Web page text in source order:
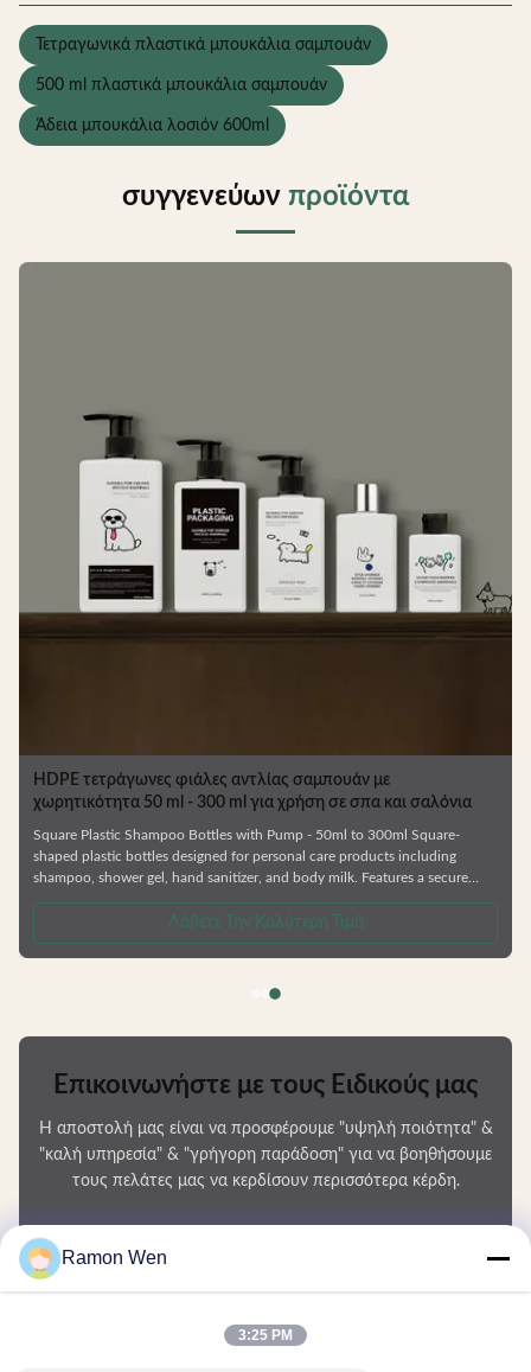
Τετραγωνικά πλαστικά μπουκάλια σαμπουάν
500 ml πλαστικά μπουκάλια σαμπουάν
Άδεια μπουκάλια λοσιόν 600ml
συγγενεύων προϊόντα
HDPE τετράγωνες φιάλες αντλίας σαμπουάν με
χωρητικότητα 50 ml - 300 ml για χρήση σε σπα και σαλόνια
Square Plastic Shampoo Bottles with Pump - 50ml to 300ml Square-
shaped plastic bottles designed for personal care products including
shampoo, shower gel, hand sanitizer, and body milk. Features a secure
Specifications Available ...Λάβετε Την Καλύτερη Τιμή
Επικοινωνήστε με τους Ειδικούς μας
Η αποστολή μας είναι να προσφέρουμε "υψηλή ποιότητα" &
"καλή υπηρεσία" & "γρήγορη παράδοση" για να βοηθήσουμε
τους πελάτες μας να κερδίσουν περισσότερα κέρδη.
Το Όνομά Σας
Ramon Wen
3:25 PM